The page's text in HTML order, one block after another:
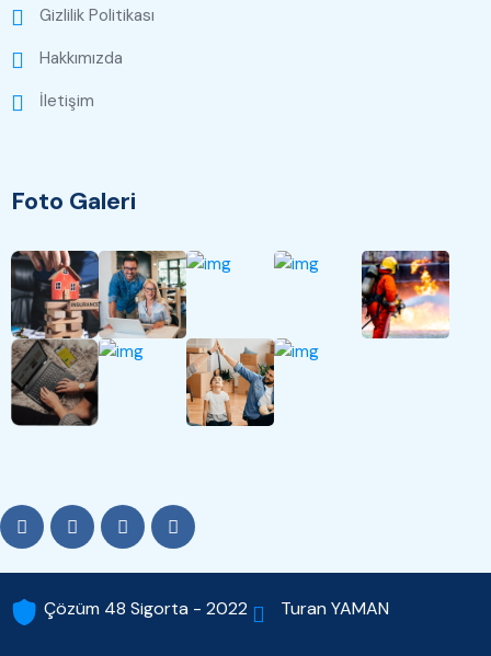
Gizlilik Politikası
Hakkımızda
İletişim
Foto Galeri
Çözüm 48 Sigorta - 2022 Turan YAMAN